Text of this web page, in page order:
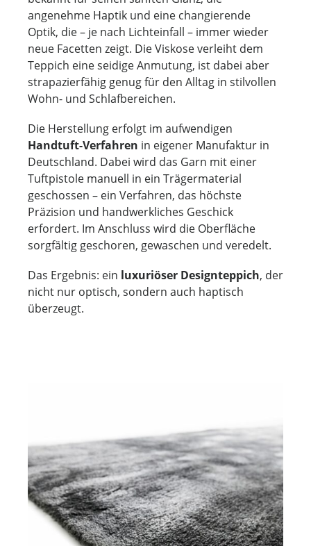
angenehme Haptik und eine changierende
Optik, die – je nach Lichteinfall – immer wieder
neue Facetten zeigt. Die Viskose verleiht dem
Teppich eine seidige Anmutung, ist dabei aber
strapazierfähig genug für den Alltag in stilvollen
Wohn- und Schlafbereichen.
Die Herstellung erfolgt im aufwendigen
Handtuft-Verfahren in eigener Manufaktur in
Deutschland. Dabei wird das Garn mit einer
Tuftpistole manuell in ein Trägermaterial
geschossen – ein Verfahren, das höchste
Präzision und handwerkliches Geschick
erfordert. Im Anschluss wird die Oberfläche
sorgfältig geschoren, gewaschen und veredelt.
Das Ergebnis: ein luxuriöser Designteppich, der
nicht nur optisch, sondern auch haptisch
überzeugt.